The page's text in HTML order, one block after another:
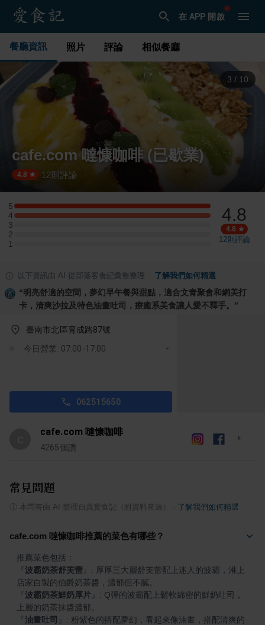
在 APP 開啟
餐廳資訊 照片 評論 相似餐廳
3 / 10
cafe.com 噠慷咖啡 (已歇業)
4.8 ·12 則評論
5
5 星：2 則評論
4
4 星：2 則評論
3
3 星：0 則評論
2
2 星：0 則評論
1
1 星：0 則評論
4.8
4.8
12則評論
以下資訊由 AI 從部落客食記彙整整理 了解我們如何精選
“明亮舒適的空間，夢幻早午餐與甜點，適合文青聚會和網美打
卡，清爽沙拉及特色油畫吐司，療癒系美食讓人愛不釋手。 ”
臺南市北區育成路87號
今日營業: 07:00-17:00
062515650
cafe.com 噠慷咖啡
4265個讚
常見問題
本問答由 AI 整理自真實食記（附資料來源） 了解我們如何精選
cafe.com 噠慷咖啡推薦的菜色有哪些？
波霸奶茶舒芙蕾
: 厚厚三大層舒芙蕾配上迷人的波霸，淋上
波霸奶茶鮮奶厚片
: Q彈的波霸配上鬆軟綿密的鮮奶吐司，
油畫吐司
: 粉紫色的搭配夢幻，看起來像油畫，搭配清爽的